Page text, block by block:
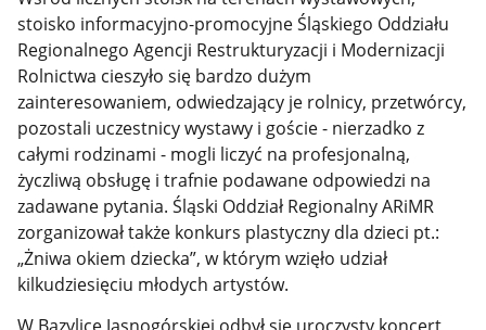
stoisko informacyjno-promocyjne Śląskiego Oddziału
Regionalnego Agencji Restrukturyzacji i Modernizacji
Rolnictwa cieszyło się bardzo dużym
zainteresowaniem, odwiedzający je rolnicy, przetwórcy,
pozostali uczestnicy wystawy i goście - nierzadko z
całymi rodzinami - mogli liczyć na profesjonalną,
życzliwą obsługę i trafnie podawane odpowiedzi na
zadawane pytania. Śląski Oddział Regionalny ARiMR
zorganizował także konkurs plastyczny dla dzieci pt.:
„Żniwa okiem dziecka”, w którym wzięło udział
kilkudziesięciu młodych artystów.